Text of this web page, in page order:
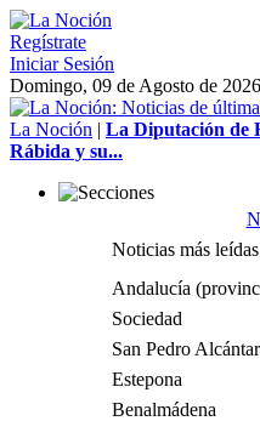
Regístrate
Iniciar Sesión
Domingo, 09 de Agosto de
La Noción | La Diputación de
Rábida y su...
Noticias más leídas
Andalucía
Sociedad
San Pedro
Estepona
Benalmádena